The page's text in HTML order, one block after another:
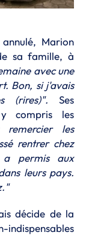
Marion
sa famille, à
avec une
Bon, si j'avais
(rires)". Ses
compris les
les
rentrer chez
a permis aux
leurs pays.
décide de la
indispensables